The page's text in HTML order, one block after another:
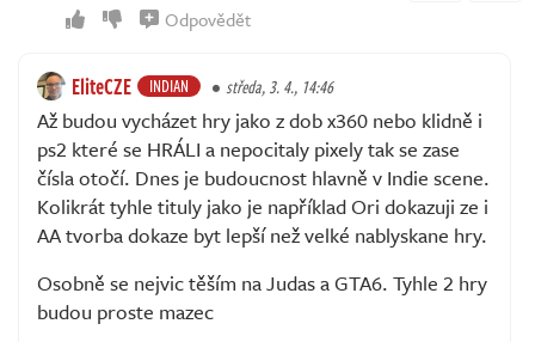
Odpovědět
EliteCZE INDIAN středa, 3. 4., 14:46
Až budou vycházet hry jako z dob x360 nebo klidně i
ps2 které se HRÁLI a nepocitaly pixely tak se zase
čísla otočí. Dnes je budoucnost hlavně v Indie scene.
Kolikrát tyhle tituly jako je například Ori dokazuji ze i
AA tvorba dokaze byt lepší než velké nablyskane hry.
Osobně se nejvic těším na Judas a GTA6. Tyhle 2 hry
budou proste mazec